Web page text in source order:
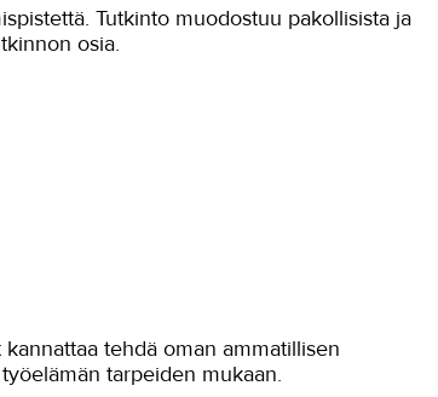
Tutkinto muodostuu pakollisista ja
osia.
tehdä oman ammatillisen
tarpeiden mukaan.